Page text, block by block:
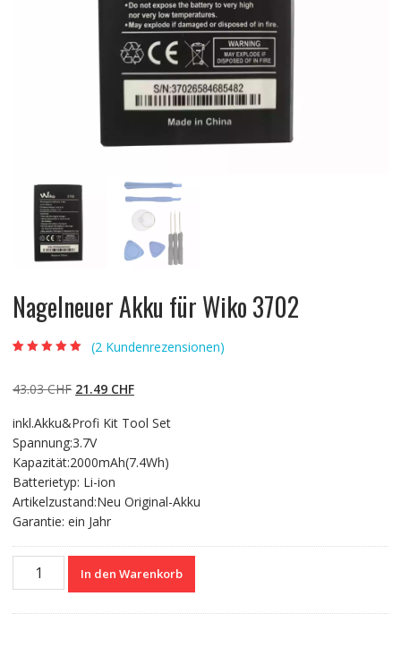
Nagelneuer Akku für Wiko 3702
basierend auf
Kundenbewertun
(2 Kundenrezensionen)
43.03CHF Ursprünglicher
war:
43.03 CHF
21.49 CHFAktueller
ist:
inkl.Akku&Profi Kit Tool Set
Spannung:3.7V
Kapazität:2000mAh(7.4Wh)
Batterietyp: Li-ion
Artikelzustand:Neu Original-Akku
Garantie: ein Jahr
Nagelneuer
In den Warenkorb